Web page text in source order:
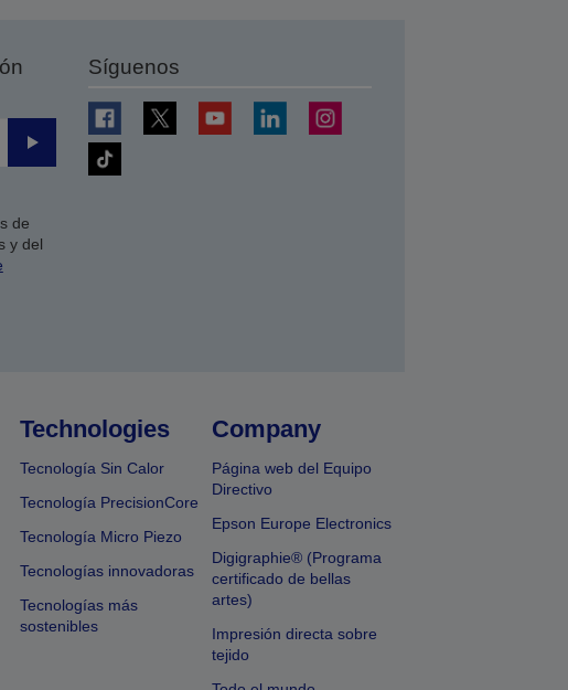
Enviar
de
y del
Síguenos
Technologies
Tecnología Sin Calor
Tecnología PrecisionCore
Tecnología Micro Piezo
Tecnologías innovadoras
Tecnologías más
sostenibles
Company
Página web del Equipo
Directivo
Epson Europe Electronics
Digigraphie® (Programa
certificado de bellas
artes)
Impresión directa sobre
tejido